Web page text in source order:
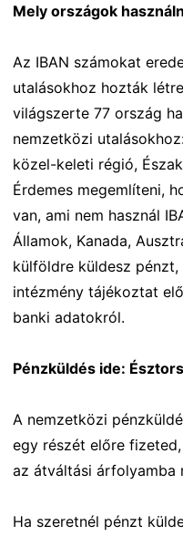
Mely országok
Az IBAN számokat
utalásokhoz hozták
világszerte 77 ország
nemzetközi
közel-keleti régió,
Érdemes megemlíteni,
van, ami nem használ
Államok, Kanada,
külföldre küldesz
intézmény tájékoztat
banki adatokról.
Pénzküldés ide:
A nemzetközi
egy részét előre
az átváltási árfolyamba
Ha szeretnél pénzt